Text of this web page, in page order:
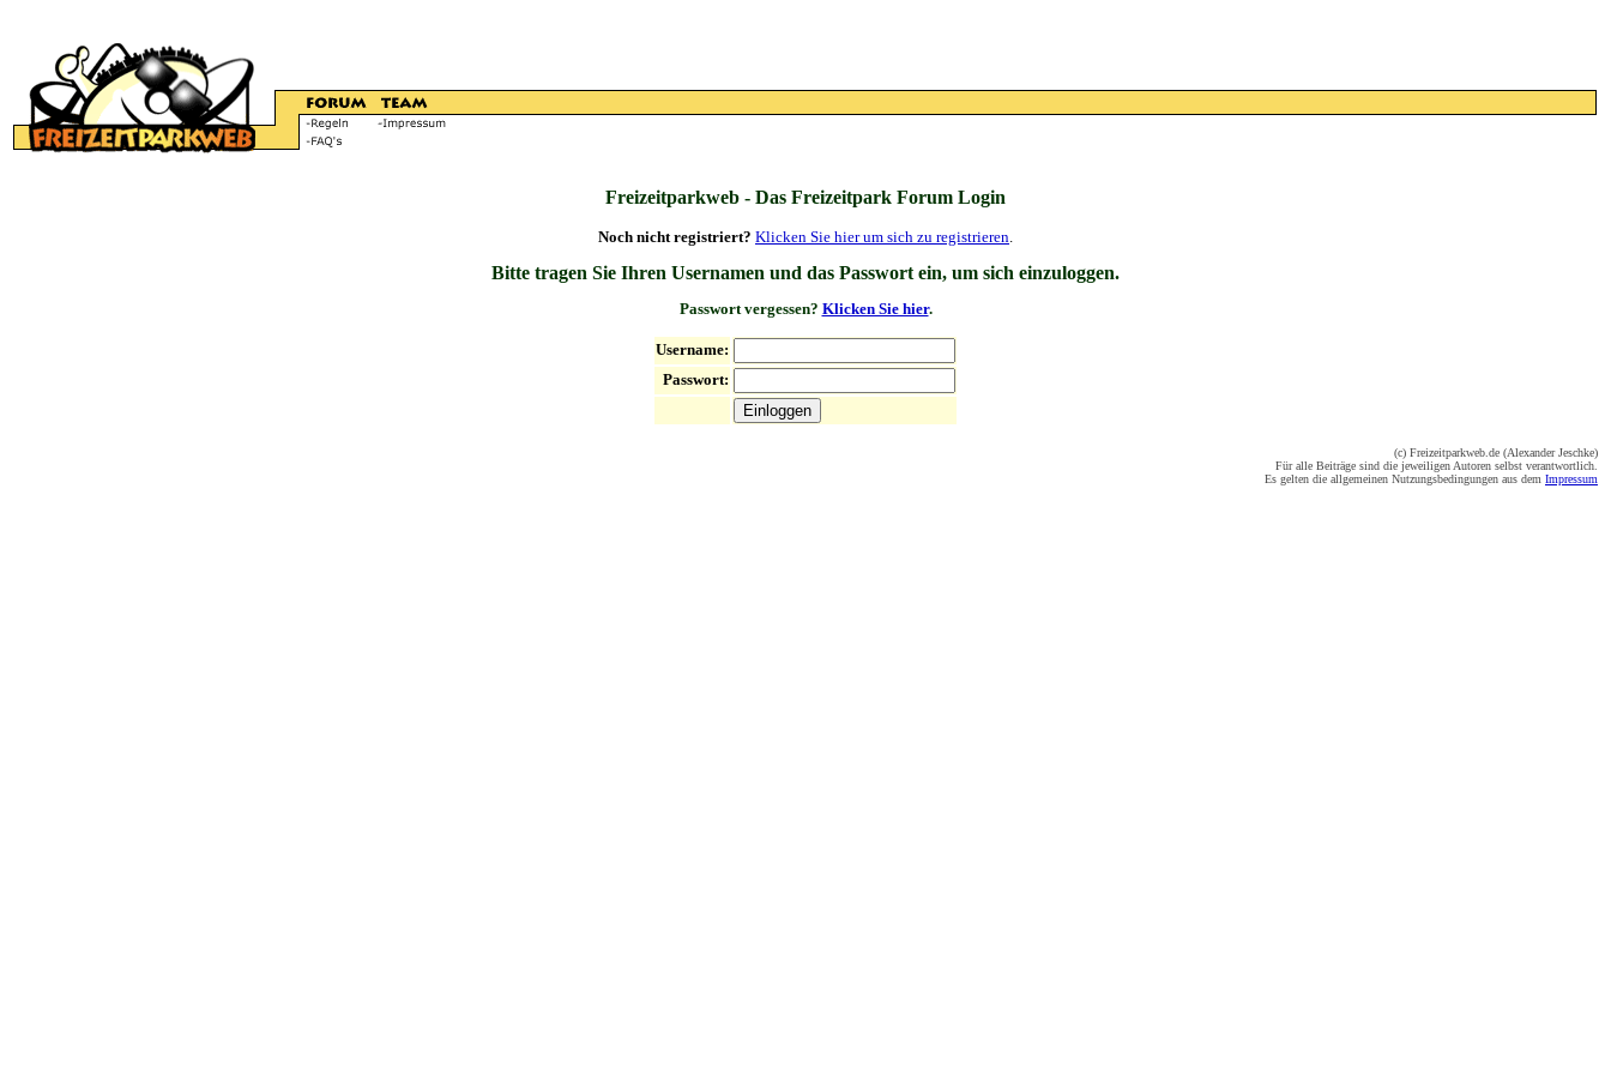
Freizeitparkweb - Das Freizeitpark Forum Login
Noch nicht registriert? Klicken Sie hier um sich zu registrieren.
Bitte tragen Sie Ihren Usernamen und das Passwort ein, um sich einzuloggen.
Passwort vergessen? Klicken Sie hier.
Username:
Passwort:
(c) Freizeitparkweb.de (Alexander Jeschke)
Für alle Beiträge sind die jeweiligen Autoren selbst verantwortlich.
Es gelten die allgemeinen Nutzungsbedingungen aus dem Impressum